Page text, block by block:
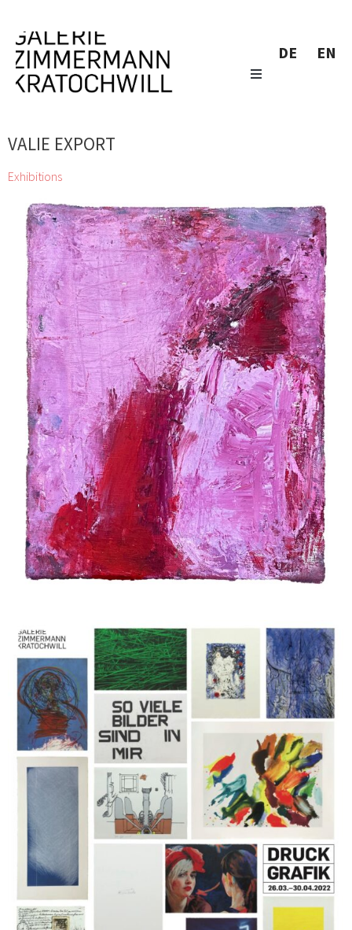
DE EN
VALIE EXPORT
Exhibitions
Katalog Sommer Herbst 2024
Siegfried Anzinger, Alfredo Barsuglia, Wolfgang
Becksteiner, Herbert Brandl, Günter Brus, André Butzer, Miriam
Cahn, Gunter Damisch, Jiří Georg Dokoupil, Valie
Export, Gottfried Fabian, Günther Förg, Bruno Gironcoli, Stefan
Glettler, Katharina Grosse, Xenia Hausner, Wolfgang
Hollegha, Clemens Hollerer, Martha Jungwirth, Tillman
Kaiser, Johanna Kandl, Kiki Kogelnik, Zenita Komad, Elke
Krystufek, Sol LeWitt, Gottfried Mairwöger, Jürgen
Messensee, Josef Mikl, Hermann Nitsch, Manuel
Ocampo, Valentin Oman, Markus Prachensky, Arnulf
Rainer, Hubert Schmalix, Hans Staudacher, Esther
Stocker, Tomak, Klaus Wanker, Max Weiler, Erwin Wurm, Heimo
Zobernig, zweintopf
30 Jul 2024 - 27 Aug 2024
Druckgrafik
Herbert Brandl, Christian Eisenberger, Valie Export, Thomas
Feuerstein, Gelitin, Bruno Gironcoli, Franz Graf, Xenia
Hausner, Siggi Hofer, Irene, Christine Hohenbüchler, Kiki
Kogelnik, Peter Kogler, Brigitte Kowanz, Elke
Krystufek, Muntean & Rosenblum, Flora Neuwirth, Hermann
Nitsch, Walter Pichler, Mel Ramos, Franz Ringel, Gerwald
Rockenschaub, Hubert Scheibl, Eva Schlegel, Hubert
Schmalix, Hans Staudacher
26 Mar 2022 - 30 Apr 2022